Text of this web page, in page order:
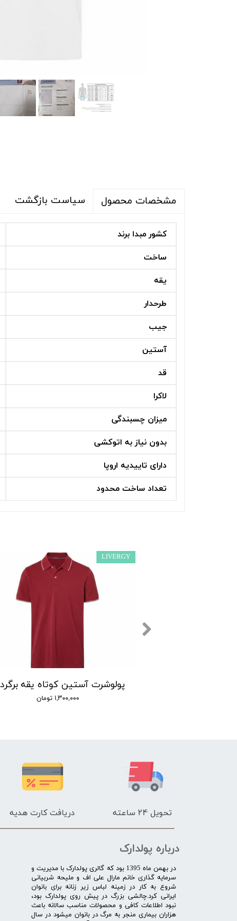
مشخصات محصول سیاست بازگشت
کشور مبدا برند
ساخت
یقه
طرحدار
جیب
آستین
قد
لاکرا
میزان چسبندگی
بدون نیاز به اتوکشی
دارای تاییدیه اروپا
تعداد ساخت محدود
۱,۳۰۰,۰۰۰ تومان
LIVERGY
تحویل 24 ساعته دریافت کارت هدیه
درباره پولدارک
در بهمن ماه 1395 بود که گالری پولدارک با مدیریت و
سرمایه گذاری خانم مارال علی اف و ملیحه شربیانی
شروع به کار در زمینه لباس زیر زنانه برای بانوان
ایرانی کرد.چالشی بزرگ در پیش روی پولدارک بود،
نبود اطلاعات کافی و محصولات مناسب سالانه باعث
هزاران بیماری منجر به مرگ در بانوان میشود در سال